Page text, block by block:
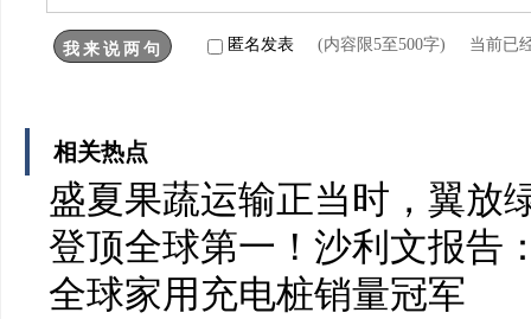
匿名发表 (内容限5至500字) 当前已
相关热点
盛夏果蔬运输正当时，翼放
登顶全球第一！沙利文报告
全球家用充电桩销量冠军